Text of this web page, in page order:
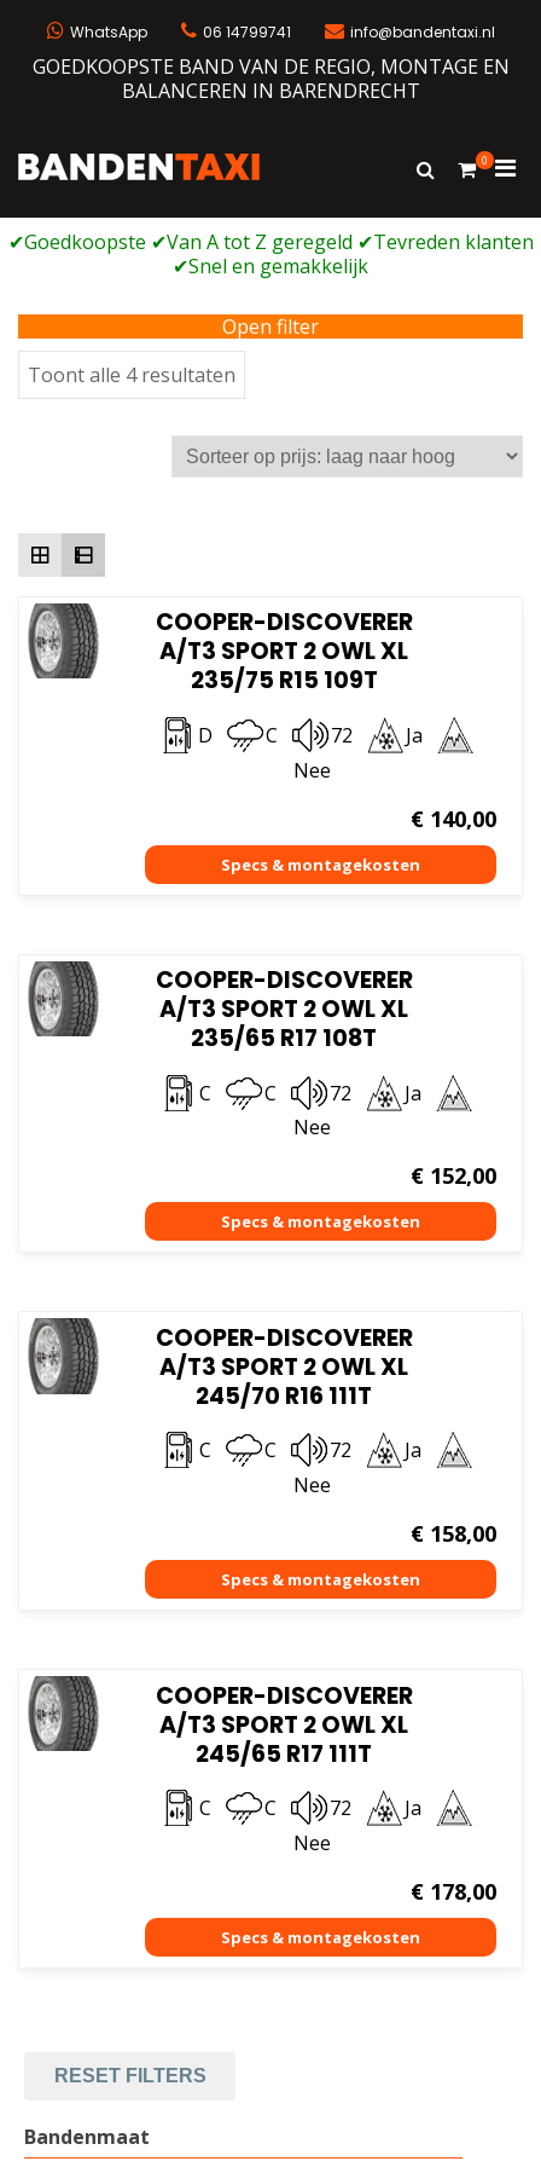
WhatsApp 06 14799741 info@bandentaxi.nl
GOEDKOOPSTE BAND VAN DE REGIO, MONTAGE EN
BALANCEREN IN BARENDRECHT
Bandengarage met eigen webshop
Toon
0
voor
Open filter
Toont alle 4 resultaten
op
prijs:
laag
COOPER-DISCOVERER
A/T3 SPORT 2 OWL XL
235/75 R15 109T
D C 72
Ja
Nee
€140,00
COOPER-DISCOVERER
A/T3 SPORT 2 OWL XL
235/65 R17 108T
C C 72
Ja
Nee
€152,00
COOPER-DISCOVERER
A/T3 SPORT 2 OWL XL
245/70 R16 111T
C C 72
Ja
Nee
€158,00
COOPER-DISCOVERER
A/T3 SPORT 2 OWL XL
245/65 R17 111T
C C 72
Ja
Nee
€178,00
RESET FILTERS
Bandenmaat